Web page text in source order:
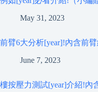
May 31, 2023
前臂6大分析[year]!內含前
June 7, 2023
樓按壓力測試[year]介紹!內